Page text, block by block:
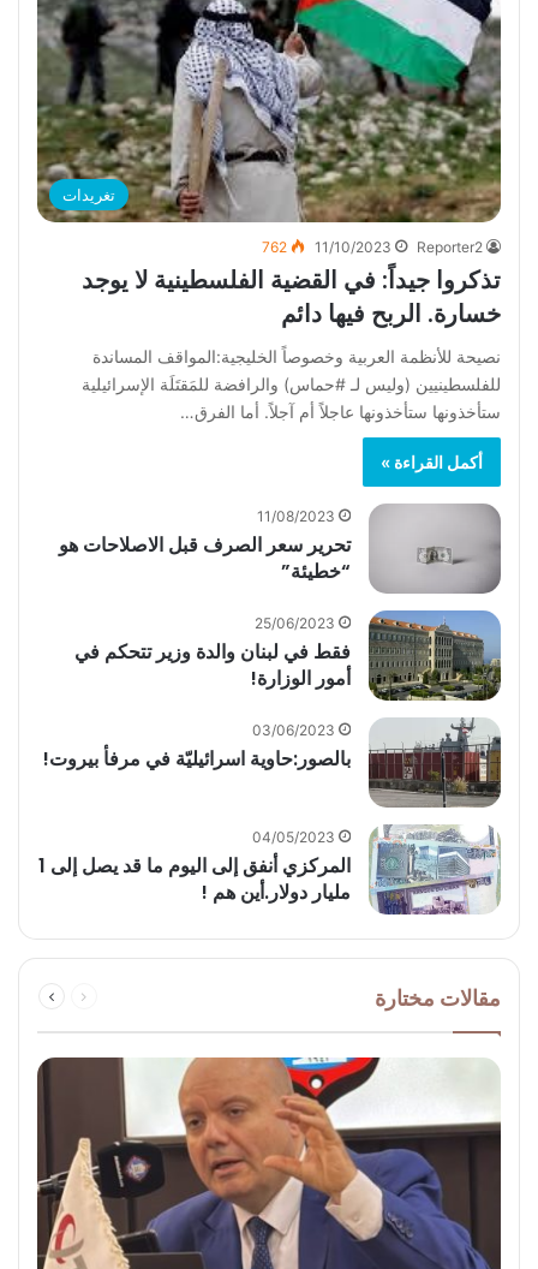
تغريدات
Reporter2
11/10/2023
762
‏تذكروا جيداً: في القضية الفلسطينية لا يوجد
خسارة. الربح فيها دائم
نصيحة للأنظمة العربية وخصوصاً الخليجية:المواقف المساندة
للفلسطينيين (وليس لـ #حماس) والرافضة للمَقتَلَة الإسرائيلية
ستأخذونها ستأخذونها عاجلاً أم آجلاً. أما الفرق…
أكمل القراءة »
11/08/2023
‏تحرير سعر الصرف قبل الاصلاحات هو
“خطيئة”
25/06/2023
فقط في لبنان والدة وزير تتحكم في
أمور الوزارة!
03/06/2023
بالصور:حاوية اسرائيليّة في مرفأ بيروت!
04/05/2023
المركزي أنفق إلى اليوم ما قد يصل إلى 1
مليار دولار.أين هم !
مقالات مختارة
الصفحة